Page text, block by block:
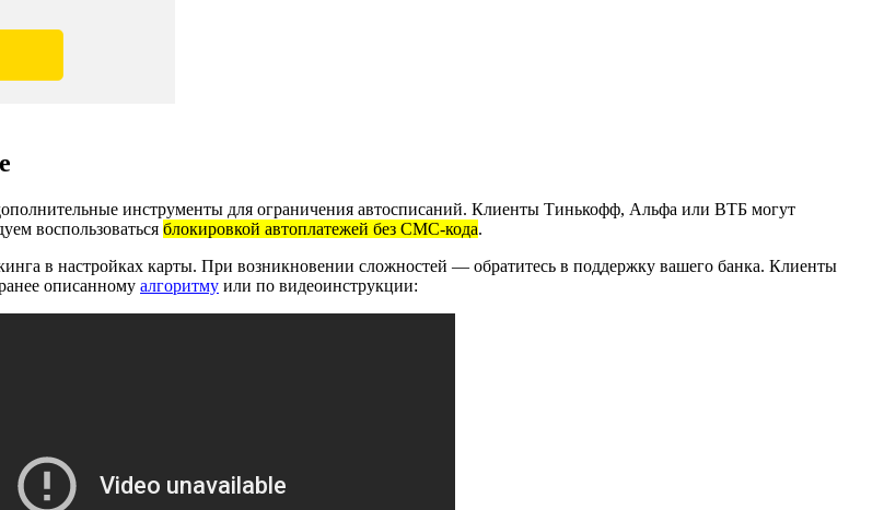
инструменты для ограничения автосписаний. Клиенты Тинькофф, Альфа или ВТБ могут
воспользоваться блокировкой автоплатежей без СМС-кода.
в настройках карты. При возникновении сложностей — обратитесь в поддержку вашего банка. Клиенты
описанному алгоритму или по видеоинструкции: